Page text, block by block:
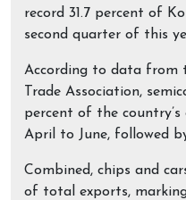
record 31.7 percent of
second quarter of this
According to data from
Trade Association,
percent of the
April to June, followed
Combined, chips and
of total exports,